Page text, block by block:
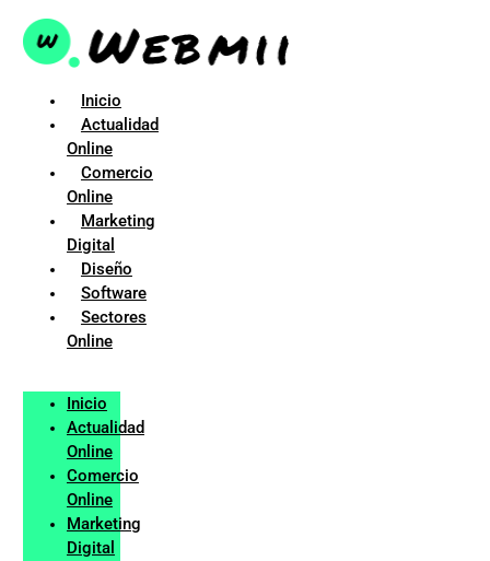
contenido
Inicio
Actualidad
Online
Comercio
Online
Marketing
Digital
Diseño
Software
Sectores
Online
Inicio
Actualidad
Online
Comercio
Online
Marketing
Digital